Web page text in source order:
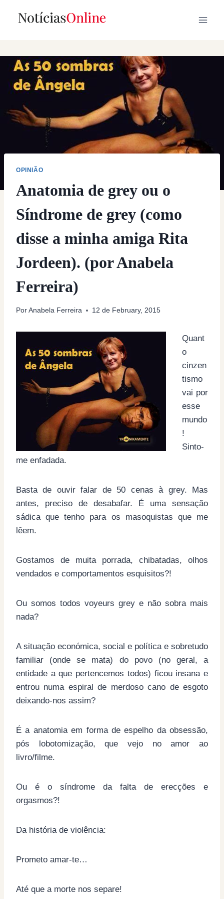
OPINIÃO
Anatomia de grey ou o
Síndrome de grey (como
disse a minha amiga Rita
Jordeen). (por Anabela
Ferreira)
Por Anabela Ferreira 12 de February, 2015
Quant
o
cinzen
tismo
vai por
esse
mundo
!
Sinto-
me enfadada.
Basta de ouvir falar de 50 cenas à grey. Mas
antes, preciso de desabafar. É uma sensação
sádica que tenho para os masoquistas que me
lêem.
Gostamos de muita porrada, chibatadas, olhos
vendados e comportamentos esquisitos?!
Ou somos todos voyeurs grey e não sobra mais
nada?
A situação económica, social e política e sobretudo
familiar (onde se mata) do povo (no geral, a
entidade a que pertencemos todos) ficou insana e
entrou numa espiral de merdoso cano de esgoto
deixando-nos assim?
É a anatomia em forma de espelho da obsessão,
pós lobotomização, que vejo no amor ao
livro/filme.
Ou é o síndrome da falta de erecções e
orgasmos?!
Da história de violência:
Prometo amar-te…
Até que a morte nos separe!